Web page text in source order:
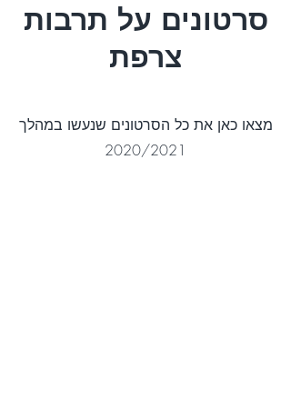
סרטונים על תרבות
צרפת
מצאו כאן את כל הסרטונים שנעשו במהלך
2020/2021